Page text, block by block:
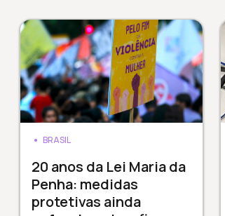
BRASIL
20 anos da Lei Maria da
Penha: medidas
protetivas ainda